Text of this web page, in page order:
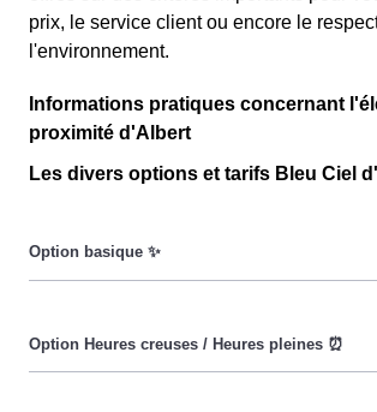
prix, le service client ou encore le
l'environnement.
Informations pratiques concernant
proximité d'Albert
Les divers options et tarifs Bleu Ciel
date, ni de l'heure, que ce soit en à